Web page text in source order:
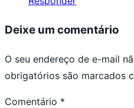
Deixe um comentário
O seu endereço de e-mail
obrigatórios são marcados
Comentário *